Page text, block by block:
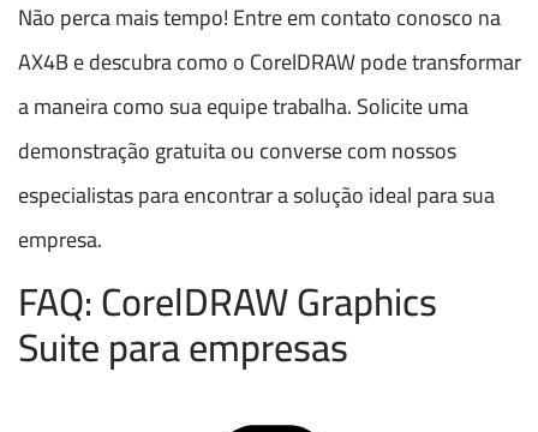
Não perca mais tempo! Entre em contato conosco na
AX4B e descubra como o CorelDRAW pode transformar
a maneira como sua equipe trabalha. Solicite uma
demonstração gratuita ou converse com nossos
especialistas para encontrar a solução ideal para sua
empresa.
FAQ: CorelDRAW Graphics
Suite para empresas